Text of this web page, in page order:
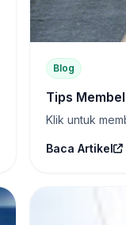
Blog
Tips
Klik untuk
Baca Artikel